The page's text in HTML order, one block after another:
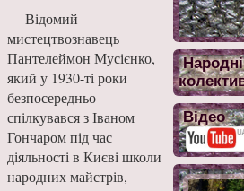
Відео
Відомий
мистецтвознавець
Пантелеймон Мусієнко,
який у 1930-ті роки
безпосередньо
спілкувався з Іваном
Гончаром під час
діяльності в Києві школи
народних майстрів,